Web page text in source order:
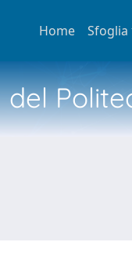
Home Sfoglia